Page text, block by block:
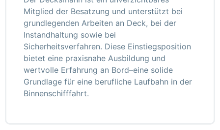
Mitglied der Besatzung und unterstützt bei
grundlegenden Arbeiten an Deck, bei der
Instandhaltung sowie bei
Sicherheitsverfahren. Diese Einstiegsposition
bietet eine praxisnahe Ausbildung und
wertvolle Erfahrung an Bord–eine solide
Grundlage für eine berufliche Laufbahn in der
Binnenschifffahrt.